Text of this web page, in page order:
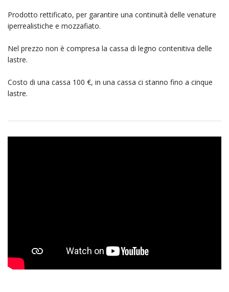
Prodotto rettificato, per garantire una continuità delle venature
iperrealistiche e mozzafiato.
Nel prezzo non è compresa la cassa di legno contenitiva delle
lastre.
Costo di una cassa 100 €, in una cassa ci stanno fino a cinque
lastre.